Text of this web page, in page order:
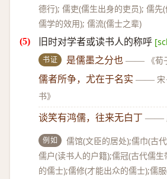
德行); 儒吏(儒生出身的吏员); 儒先
儒学的效用); 儒流(儒士之辈)
旧时对学者或读书人的称呼
书证 是儒墨之分也 —— 《荀
儒者所争，尤在于名实 —— 宋
书》
谈笑有鸿儒，往来无白丁 ——
例如
儒馆(文臣的居处);儒巾(古
儒户(读书人的户籍);儒冠(古代儒
的儒士);儒修(才能出众的儒士);儒